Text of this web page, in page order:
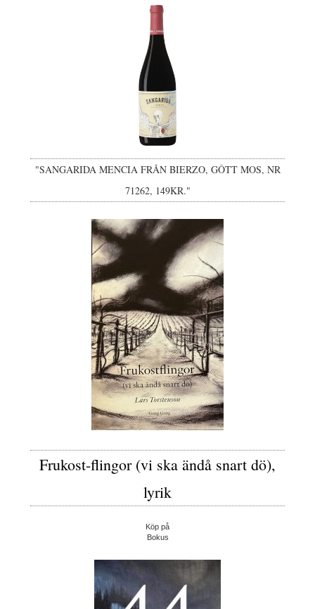
"SANGARIDA MENCIA FRÅN BIERZO, GÔTT MOS, NR
71262, 149KR."
Frukost-flingor (vi ska ändå snart dö),
lyrik
Köp på
Bokus